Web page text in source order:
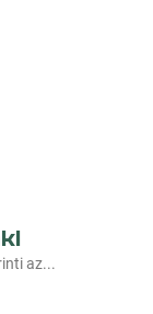
az